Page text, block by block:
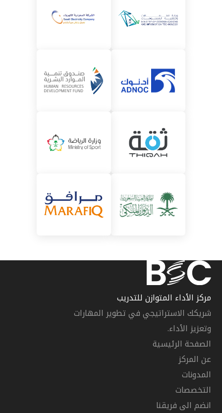
مركز الأداء المتوازن للتدريب
شريكك الاستراتيجي في تطوير المهارات
وتعزيز الأداء.
الصفحة الرئيسية
عن المركز
المدونات
التخصصات
انضم الى فريقنا